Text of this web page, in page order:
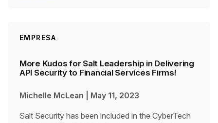
EMPRESA
More Kudos for Salt Leadership in Delivering
API Security to Financial Services Firms!
Michelle McLean May 11, 2023
Salt Security has been included in the CyberTech